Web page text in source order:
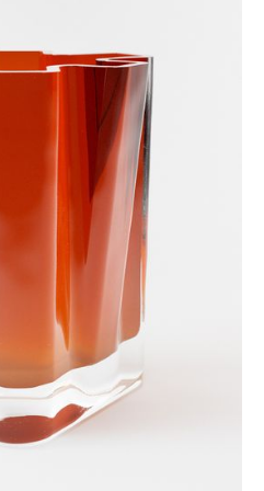
die indrukwekkende
maar het is tegelijkertijd
zonder dat het materiaal
verlijmen, en wanneer je het
perst, krijg je een immens
maak ik het liefst
tijdloze materiaal. No
stijl, een beetje zoals een
meubels.”